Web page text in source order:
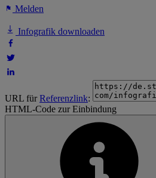
Melden
Infografik downloaden
URL fürReferenzlink:
HTML-Code zur Einbindung